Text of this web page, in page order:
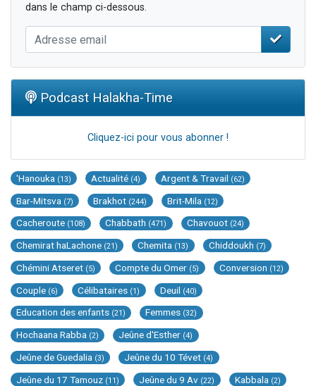
dans le champ ci-dessous.
Podcast Halakha-Time
Cliquez-ici pour vous abonner !
'Hanouka (13) Actualité (4) Argent & Travail (62)
Bar-Mitsva (7) Brakhot (244) Brit-Mila (12)
Cacheroute (108) Chabbath (471) Chavouot (24)
Chemirat haLachone (21) Chemita (13) Chiddoukh (7)
Chémini Atseret (5) Compte du Omer (5) Conversion (12)
Couple (6) Célibataires (1) Deuil (40)
Education des enfants (21) Femmes (32)
Hochaana Rabba (2) Jeûne d'Esther (4)
Jeûne de Guedalia (3) Jeûne du 10 Tévet (4)
Jeûne du 17 Tamouz (11) Jeûne du 9 Av (22) Kabbala (2)